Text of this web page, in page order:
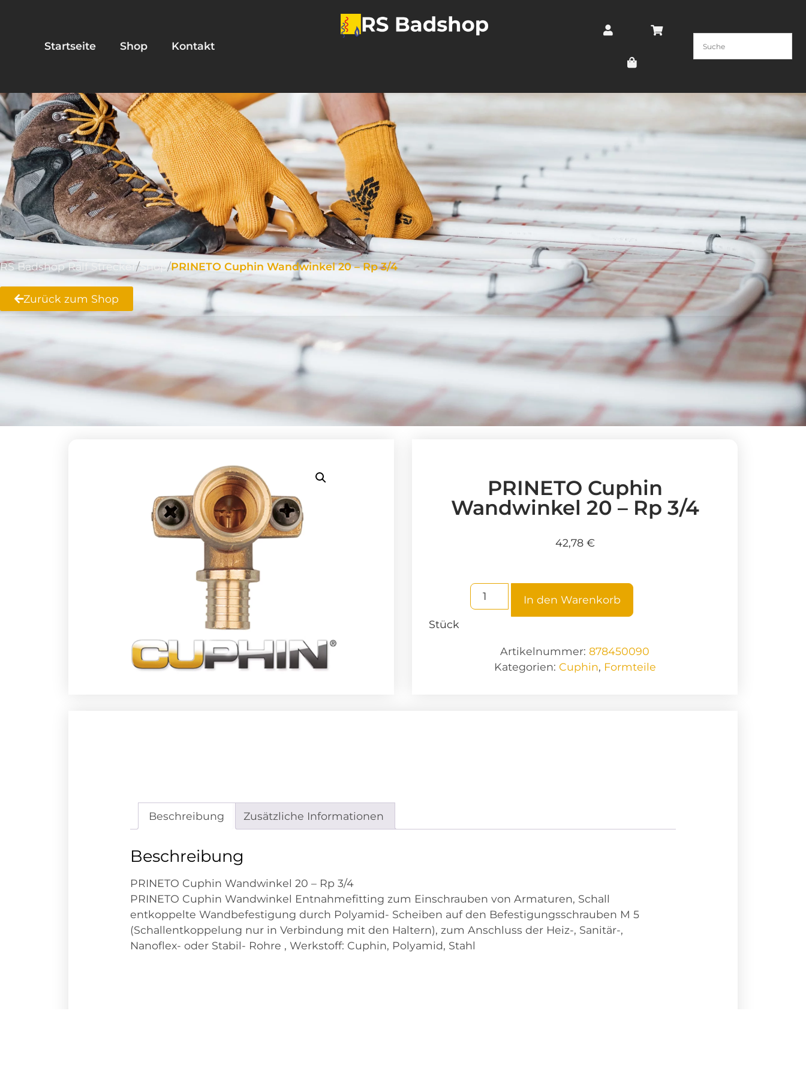
Startseite Shop Kontakt
RS Badshop Ralf Strecker Shop PRINETO Cuphin Wandwinkel 20 – Rp 3/4
Zurück zum Shop
PRINETO Cuphin
Wandwinkel 20 – Rp 3/4
42,78 €
Stück
In den Warenkorb
Artikelnummer: 878450090
Kategorien: Cuphin, Formteile
Beschreibung Zusätzliche Informationen
Beschreibung
PRINETO Cuphin Wandwinkel 20 – Rp 3/4
PRINETO Cuphin Wandwinkel Entnahmefitting zum Einschrauben von Armaturen, Schall
entkoppelte Wandbefestigung durch Polyamid- Scheiben auf den Befestigungsschrauben M 5
(Schallentkoppelung nur in Verbindung mit den Haltern), zum Anschluss der Heiz-, Sanitär-,
Nanoflex- oder Stabil- Rohre , Werkstoff: Cuphin, Polyamid, Stahl